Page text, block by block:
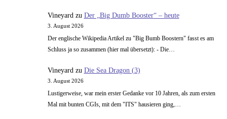
Vineyardzu Der „Big Dumb Booster“ – heute
3. August 2026
Der englische Wikipedia Artikel zu "Big Bumb Boostern" fasst es am
Schluss ja so zusammen (hier mal übersetzt): - Die…
Vineyard zu Die Sea Dragon (3)
3. August 2026
Lustigerweise, war mein erster Gedanke vor 10 Jahren, als zum ersten
Mal mit bunten CGIs, mit dem "ITS" hausieren ging,…